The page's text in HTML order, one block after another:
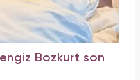
Bozkurt son